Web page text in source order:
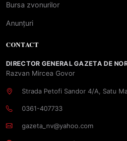
Bursa zvonurilor
Anunțuri
CONTACT
DIRECTOR GENERAL GAZETA DE
Razvan Mircea Govor
Strada Petofi Sandor 4/A, Satu
0361-407733
gazeta_nv@yahoo.com